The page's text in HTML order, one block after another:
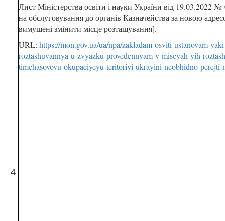
4
Лист Міністерства освіти і науки України від 19.03.2022
на обслуговування до органів Казначейства за новою
вимушені змінити місце розташування].
URL: https://mon.gov.ua/ua/npa/zakladam-osviti-ustanovam-
roztashuvannya-u-zvyazku-provedennyam-v-miscyah-yih-
timchasovoyu-okupaciyeyu-teritoriyi-ukrayini-neobhidno-perejti-